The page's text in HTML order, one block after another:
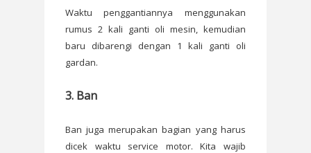
Waktu penggantiannya menggunakan
rumus 2 kali ganti oli mesin, kemudian
baru dibarengi dengan 1 kali ganti oli
gardan.
3. Ban
Ban juga merupakan bagian yang harus
dicek waktu service motor. Kita wajib